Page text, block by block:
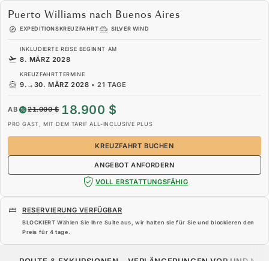
Puerto Williams nach Buenos Aires
EXPEDITIONSKREUZFAHRT SILVER WIND
INKLUDIERTE REISE BEGINNT AM
8. MÄRZ 2028
KREUZFAHRTTERMINE
9. → 30. MÄRZ 2028 •21 TAGE
AB 21.000 $ 18.900 $
PRO GAST, MIT DEM TARIF ALL-INCLUSIVE PLUS
KREUZFAHRT BUCHEN
ANGEBOT ANFORDERN
VOLL ERSTATTUNGSFÄHIG
RESERVIERUNG VERFÜGBAR
BLOCKIERT Wählen Sie Ihre Suite aus, wir halten sie für Sie und blockieren den
Preis für 4 tage.
18.900 $